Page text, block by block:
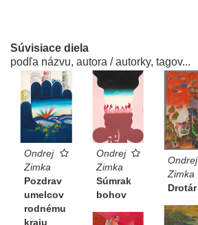
Súvisiace diela
podľa názvu, autora / autorky, tagov...
Ondrej
Zimka
Pozdrav
umelcov
rodnému
kraju
Ondrej
Zimka
Súmrak
bohov
Ondrej
Zimka
Drotár